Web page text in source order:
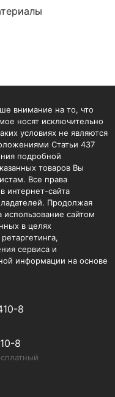
внимание на то, что
носят исключительно
условиях не являются
Статьи 437
подробной
товаров Вы
Все права
интернет-сайта
Продолжая
использование сайтом
в целях
сервиса и
информации на основе
8
8